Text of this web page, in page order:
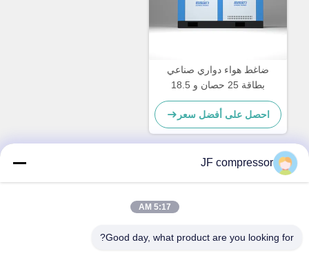
ضاغط هواء دواري صناعي
بطاقة 25 حصان و 18.5
كيلوواط ضاغط هواء مدفوع
بالفرو مباشرة
احصل على أفضل سعر
رقم 99 شارع شينغتشو، منطقة هويشان، مدينة ووشي، مقاطعة
JF compressor
5:17 AM
Good day, what product are you looking for?